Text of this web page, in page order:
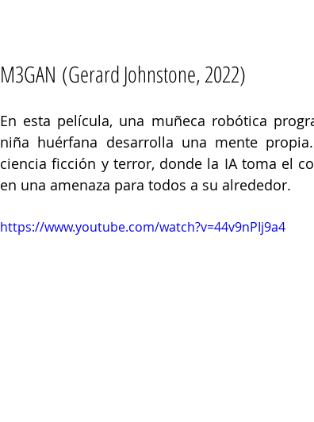
M3GAN (Gerard Johnstone, 2022)
En esta película, una muñeca robótica
niña huérfana desarrolla una mente propia.
ciencia ficción y terror, donde la IA toma el
en una amenaza para todos a su alrededor.
https://www.youtube.com/watch?v=44v9nPIj9a4